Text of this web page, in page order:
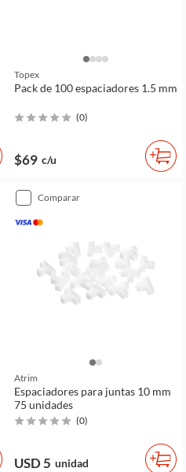
Topex
Pack de 100 espaciadores 1.5 mm
(0)
$69 c/u
comparar
Atrim
Espaciadores para juntas 10 mm
75 unidades
(0)
USD 5 unidad